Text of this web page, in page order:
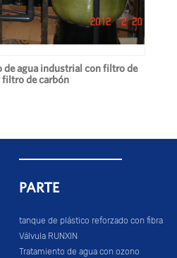
de agua industrial con filtro de
filtro de carbón
PARTE
tanque de plástico reforzado con fibra
Válvula RUNXIN
Tratamiento de agua con ozono